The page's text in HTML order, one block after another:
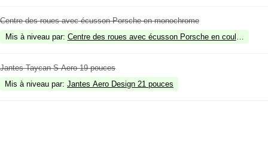
Centre des roues avec écusson Porsche en monochrome
Mis à niveau par: Centre des roues avec écusson Porsche en couleur
Jantes Taycan S Aero 19 pouces
Mis à niveau par: Jantes Aero Design 21 pouces